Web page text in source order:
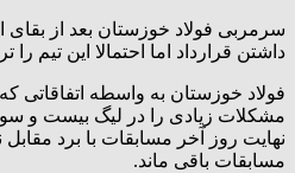
سرمربی فولاد خوزستان بعد از بقای
داشتن قرارداد اما احتمالا این تیم
فولاد خوزستان به واسطه اتفاقاتی
مشکلات زیادی را در لیگ بیست و
نهایت روز آخر مسابقات با برد
مسابقات باقی ماند.